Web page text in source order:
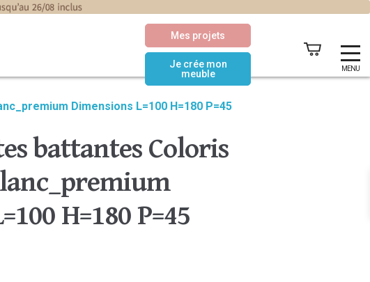
MENU
Mes projets
Je crée mon
meuble
Dimensions L=100 H=180 P=45
battantes Coloris
H=180 P=45